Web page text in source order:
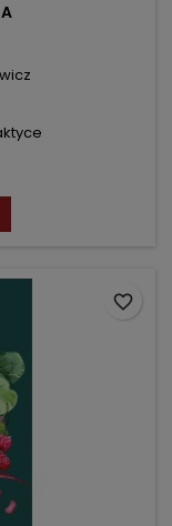
favorite_border